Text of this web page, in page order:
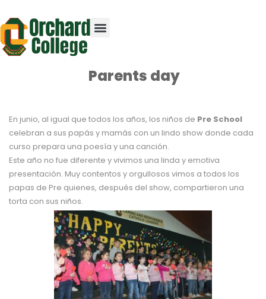
Parents day
En junio, al igual que todos los años, los niños de Pre School
celebran a sus papás y mamás con un lindo show donde cada
curso prepara una poesía y una canción.
Este año no fue diferente y vivimos una linda y emotiva
presentación. Muy contentos y orgullosos vimos a todos los
papas de Pre quienes, después del show, compartieron una
torta con sus niños.